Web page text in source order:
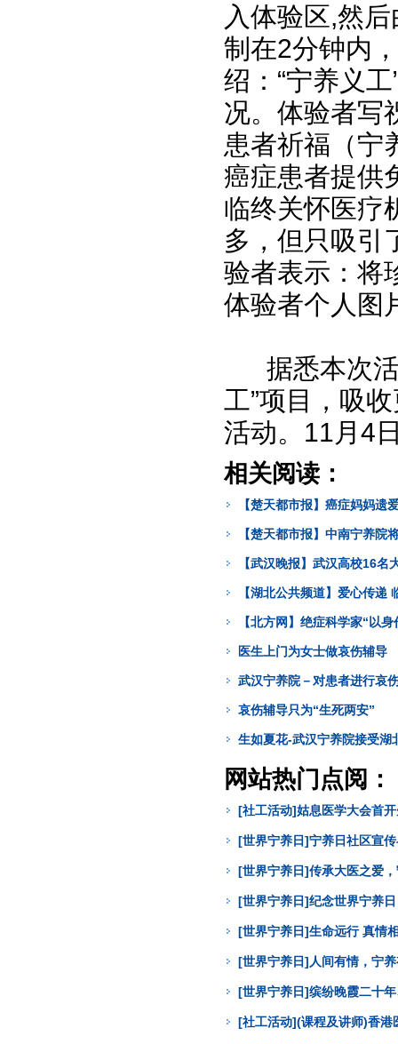
入体验区,然
制在2分钟内
绍：“宁养义
况。体验者写
患者祈福（宁
癌症患者提供
临终关怀医疗
多，但只吸引
验者表示：将
体验者个人图
据悉本次活
工”项目，吸
活动。11月4
相关阅读：
【楚天都市报】癌症妈妈遗
【楚天都市报】中南宁养院
【武汉晚报】武汉高校16
【湖北公共频道】爱心传递
【北方网】绝症科学家“以
医生上门为女士做哀伤辅导
武汉宁养院－对患者进行哀
哀伤辅导只为“生死两安”
生如夏花-武汉宁养院接受湖
网站热门点阅：
[社工活动]姑息医学大会首
[世界宁养日]宁养日社区宣
[世界宁养日]传承大医之爱
[世界宁养日]纪念世界宁养
[世界宁养日]生命远行 真情
[世界宁养日]人间有情，宁
[世界宁养日]缤纷晚霞二十
[社工活动](课程及讲师)香